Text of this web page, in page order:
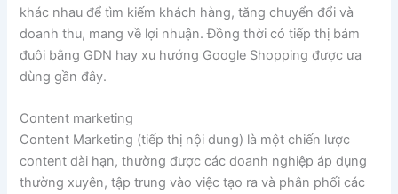
khác nhau để tìm kiếm khách hàng, tăng chuyển đổi và
doanh thu, mang về lợi nhuận. Đồng thời có tiếp thị bám
đuôi bằng GDN hay xu hướng Google Shopping được ưa
dùng gần đây.
Content marketing
Content Marketing (tiếp thị nội dung) là một chiến lược
content dài hạn, thường được các doanh nghiệp áp dụng
thường xuyên, tập trung vào việc tạo ra và phân phối các